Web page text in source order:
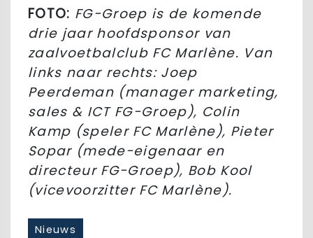
FOTO: FG-Groep is de komende
drie jaar hoofdsponsor van
zaalvoetbalclub FC Marlène. Van
links naar rechts: Joep
Peerdeman (manager marketing,
sales & ICT FG-Groep), Colin
Kamp (speler FC Marlène), Pieter
Sopar (mede-eigenaar en
directeur FG-Groep), Bob Kool
(vicevoorzitter FC Marlène).
Nieuws